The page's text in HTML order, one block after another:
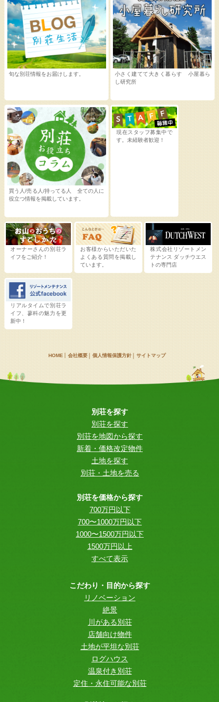
旬な別荘情報をお届けします。
買う人/売る人/持ってる人 全ての人に
役立つ情報を掲載しています。
小さく建てて大きく暮らす 小屋暮ら
し研究所
現在スタッフ募集中で
す。未経験者歓迎！
オーナーさんの別荘ラ
イフをご紹介！
お客様からいただいた
よくある質問を掲載し
ています。
株式会社リゾートメン
テナンス ダッチウエス
トの専門店
リアルタイムで別荘ラ
イフ、蓼科の魅力を更
新中！
HOME 会社概要 個人情報保護方針 サイトマップ
別荘を探す
別荘を探す
別荘を地図から探す
新着・価格改定物件
土地を探す
別荘・土地を売る
別荘を価格から探す
700万円以下
700〜1000万円以下
1000〜1500万円以下
1500万円以上
すべて表示
こだわり・目的から探す
リノベーション
絶景
川がある別荘
店舗向け物件
土地が平坦な別荘
ログハウス
温泉付き別荘
定住・永住可能な別荘